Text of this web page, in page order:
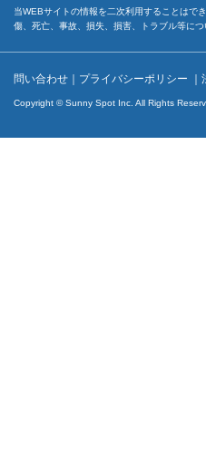
当WEBサイトの情報を二次利用することはで
傷、死亡、事故、損失、損害、トラブル等に
問い合わせ ｜ プライバシーポリシー ｜
Copyright © Sunny Spot Inc. All Rights